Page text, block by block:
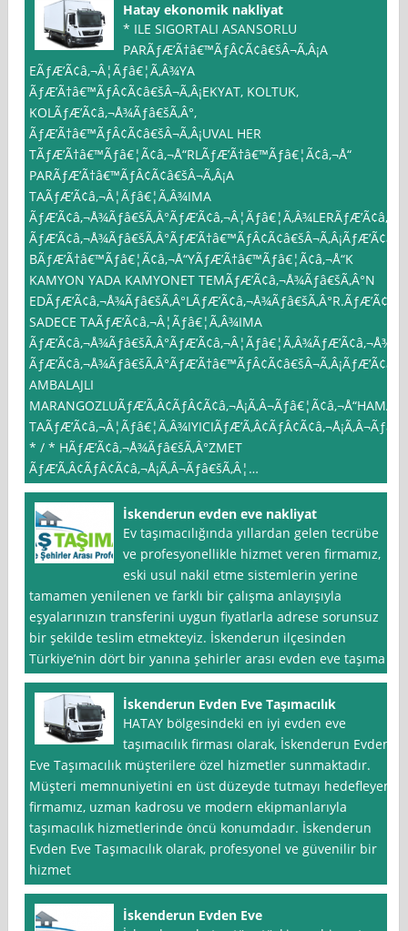
Hatay ekonomik nakliyat
* ILE SIGORTALI ASANSORLU
PARÃƒÆ’Ã†â€™ÃƒÂ¢Ã¢â€šÂ¬Ã‚Â¡A
EÃƒÆ’Ã¢â‚¬Â¦Ãƒâ€¦Ã‚Â¾YA
ÃƒÆ’Ã†â€™ÃƒÂ¢Ã¢â€šÂ¬Ã‚Â¡EKYAT, KOLTUK,
KOLÃƒÆ’Ã¢â‚¬Å¾Ãƒâ€šÃ‚Â°,
ÃƒÆ’Ã†â€™ÃƒÂ¢Ã¢â€šÂ¬Ã‚Â¡UVAL HER
TÃƒÆ’Ã†â€™Ãƒâ€¦Ã¢â‚¬Å“RLÃƒÆ’Ã†â€™Ãƒâ€¦Ã¢â‚¬Å“
PARÃƒÆ’Ã†â€™ÃƒÂ¢Ã¢â€šÂ¬Ã‚Â¡A
TAÃƒÆ’Ã¢â‚¬Â¦Ãƒâ€¦Ã‚Â¾IMA
BÃƒÆ’Ã†â€™Ãƒâ€¦Ã¢â‚¬Å“YÃƒÆ’Ã†â€™Ãƒâ€¦Ã¢â‚¬Å“K
KAMYON YADA KAMYONET TEMÃƒÆ’Ã¢â‚¬Å¾Ãƒâ€šÃ‚Â°N
SADECE TAÃƒÆ’Ã¢â‚¬Â¦Ãƒâ€¦Ã‚Â¾IMA
AMBALAJLI
MARANGOZLUÃƒÆ’Ã‚Â¢ÃƒÂ¢Ã¢â‚¬Å¡Ã‚Â¬Ãƒâ€¦Ã¢â‚¬Å“HAMAL
* / * HÃƒÆ’Ã¢â‚¬Å¾Ãƒâ€šÃ‚Â°ZMET
ÃƒÆ’Ã‚Â¢ÃƒÂ¢Ã¢â‚¬Å¡Ã‚Â¬Ãƒâ€šÃ‚Â¦…
İskenderun evden eve nakliyat
Ev taşımacılığında yıllardan gelen tecrübe
ve profesyonellikle hizmet veren firmamız,
eski usul nakil etme sistemlerin yerine
tamamen yenilenen ve farklı bir çalışma anlayışıyla
eşyalarınızın transferini uygun fiyatlarla adrese sorunsuz
bir şekilde teslim etmekteyiz. İskenderun ilçesinden
Türkiye’nin dört bir yanına şehirler arası evden eve taşıma
İskenderun Evden Eve Taşımacılık
HATAY bölgesindeki en iyi evden eve
taşımacılık firması olarak, İskenderun Evden
Eve Taşımacılık müşterilere özel hizmetler sunmaktadır.
Müşteri memnuniyetini en üst düzeyde tutmayı hedefleyen
firmamız, uzman kadrosu ve modern ekipmanlarıyla
taşımacılık hizmetlerinde öncü konumdadır. İskenderun
Evden Eve Taşımacılık olarak, profesyonel ve güvenilir bir
hizmet
İskenderun Evden Eve